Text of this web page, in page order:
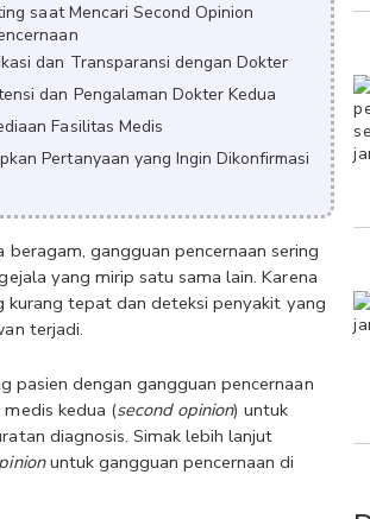
saat Mencari Second Opinion
dan Transparansi dengan Dokter
dan Pengalaman Dokter Kedua
Fasilitas Medis
Pertanyaan yang Ingin Dikonfirmasi
beragam, gangguan pencernaan sering
yang mirip satu sama lain. Karena
kurang tepat dan deteksi penyakit yang
terjadi.
pasien dengan gangguan pencernaan
kedua (second opinion) untuk
diagnosis. Simak lebih lanjut
untuk gangguan pencernaan di